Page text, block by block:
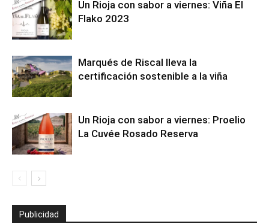
Un Rioja con sabor a viernes: Viña El
Flako 2023
Marqués de Riscal lleva la
certificación sostenible a la viña
Un Rioja con sabor a viernes: Proelio
La Cuvée Rosado Reserva
Publicidad